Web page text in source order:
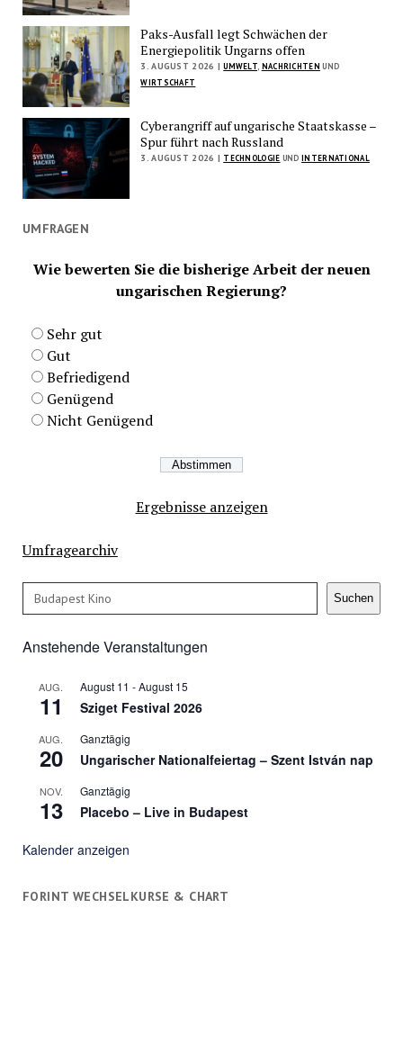
Paks-Ausfall legt Schwächen der
Energiepolitik Ungarns offen
3. AUGUST 2026 | UMWELT, NACHRICHTEN UND
WIRTSCHAFT
Cyberangriff auf ungarische Staatskasse –
Spur führt nach Russland
3. AUGUST 2026 | TECHNOLOGIE UNDINTERNATIONAL
UMFRAGEN
Wie bewerten Sie die bisherige Arbeit der neuen
ungarischen Regierung?
Sehr gut
Gut
Befriedigend
Genügend
Nicht Genügend
Ergebnisse anzeigen
Umfragearchiv
Suchen Suchen
Anstehende Veranstaltungen
AUG.
11
August 11 -August 15
Sziget Festival 2026
AUG.
20
Ganztägig
Ungarischer Nationalfeiertag – Szent István nap
NOV.
13
Ganztägig
Placebo – Live in Budapest
Kalender anzeigen
FORINT WECHSELKURSE & CHART